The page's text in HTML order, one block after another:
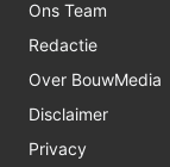
Ons Team
Redactie
Over BouwMedia
Disclaimer
Privacy